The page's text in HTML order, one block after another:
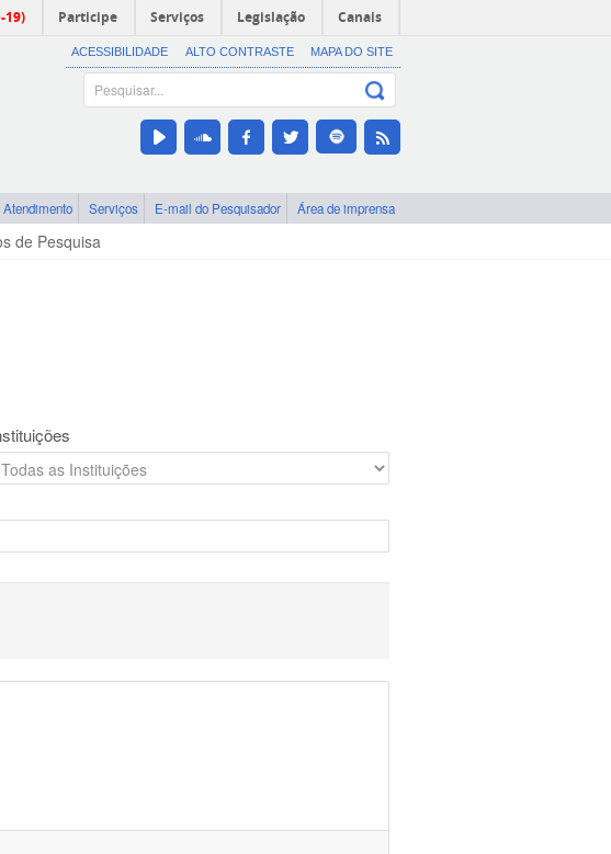
19) Participe Serviços Legislação Canais
ACESSIBILIDADE ALTO CONTRASTE MAPA DO SITE
Serviços E-mail do Pesquisador Área de imprensa
de Pesquisa